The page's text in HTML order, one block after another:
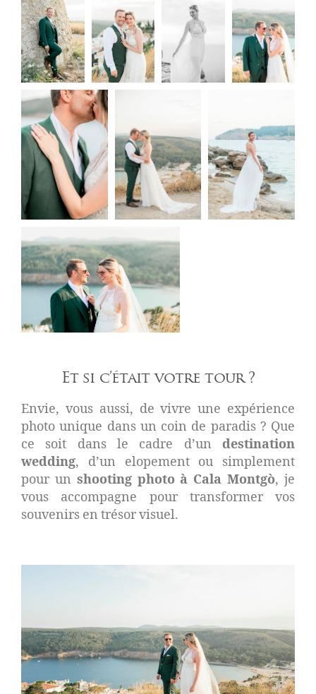
Et si c’était votre tour ?
Envie, vous aussi, de vivre une expérience
photo unique dans un coin de paradis ? Que
ce soit dans le cadre d’un destination
wedding, d’un elopement ou simplement
pour un shooting photo à Cala Montgò, je
vous accompagne pour transformer vos
souvenirs en trésor visuel.